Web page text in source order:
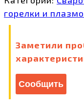
горелки и
Заметили
Сообщить